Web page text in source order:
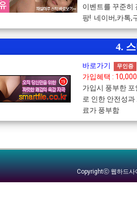
이벤트를 꾸준히
팡! 네이버,카톡,
4.
바로가기 무인증
가입혜택 :
가입시 풍부한
로 인한 안전성
료가 풍부함
Copyrightⓒ웹하드사